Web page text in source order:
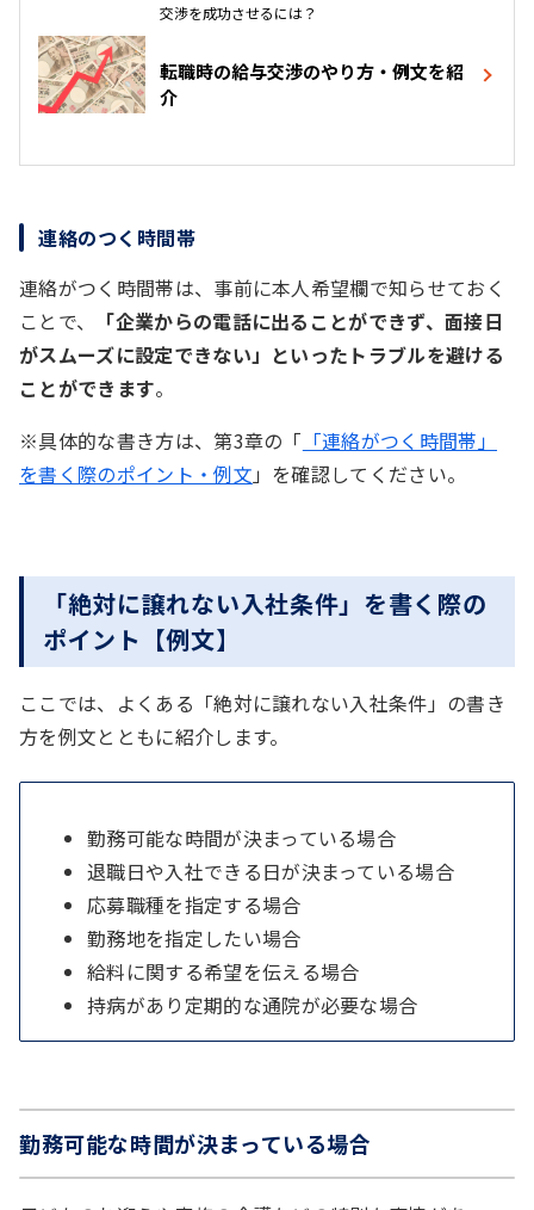
交渉を成功させるには？
転職時の給与交渉のやり方・例文を紹
介
連絡のつく時間帯
連絡がつく時間帯は、事前に本人希望欄で知らせておく
ことで、
「企業からの電話に出ることができず、面接日
がスムーズに設定できない」といったトラブルを避ける
ことができます。
※具体的な書き方は、第3章の「 「連絡がつく時間帯」
を書く際のポイント・例文 」を確認してください。
「絶対に譲れない入社条件」を書く際の
ポイント【例文】
ここでは、よくある「絶対に譲れない入社条件」の書き
方を例文とともに紹介します。
勤務可能な時間が決まっている場合
退職日や入社できる日が決まっている場合
応募職種を指定する場合
勤務地を指定したい場合
給料に関する希望を伝える場合
持病があり定期的な通院が必要な場合
勤務可能な時間が決まっている場合